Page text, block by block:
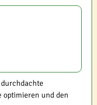
optimieren und den